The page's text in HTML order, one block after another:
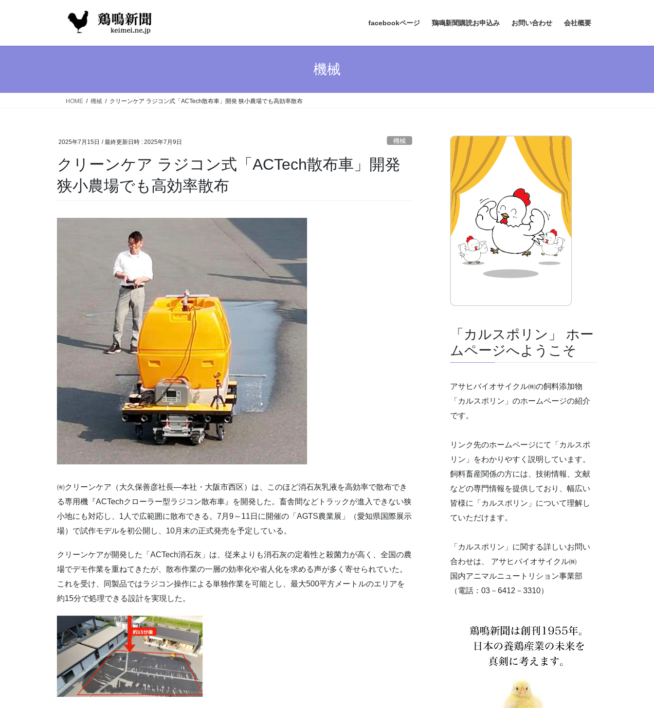
facebookページ 鶏鳴新聞購読お申込み お問い合わせ 会社概要
機械
HOME 機械 クリーンケア ラジコン式「ACTech散布車」開発 狭小農場でも高効率散布
2025年7月15日 / 最終更新日時 : 2025年7月9日 機械
クリーンケア ラジコン式「ACTech散布車」開発
狭小農場でも高効率散布
㈲クリーンケア（大久保善彦社長―本社・大阪市西区）は、このほど消石灰乳液を高効率で散布でき
る専用機『ACTechクローラー型ラジコン散布車』を開発した。畜舎間などトラックが進入できない狭
小地にも対応し、1人で広範囲に散布できる。7月9～11日に開催の「AGTS農業展」（愛知県国際展示
場）で試作モデルを初公開し、10月末の正式発売を予定している。
クリーンケアが開発した「ACTech消石灰」は、従来よりも消石灰の定着性と殺菌力が高く、全国の農
場でデモ作業を重ねてきたが、散布作業の一層の効率化や省人化を求める声が多く寄せられていた。
これを受け、同製品ではラジコン操作による単独作業を可能とし、最大500平方メートルのエリアを
約15分で処理できる設計を実現した。
「カルスポリン」 ホー
ムページへようこそ
アサヒバイオサイクル㈱の飼料添加物
「カルスポリン」のホームページの紹介
です。
リンク先のホームページにて「カルスポ
リン」をわかりやすく説明しています。
飼料畜産関係の方には、技術情報、文献
などの専門情報を提供しており、幅広い
皆様に「カルスポリン」について理解し
ていただけます。
「カルスポリン」に関する詳しいお問い
合わせは、 アサヒバイオサイクル㈱
国内アニマルニュートリション事業部
（電話：03－6412－3310）